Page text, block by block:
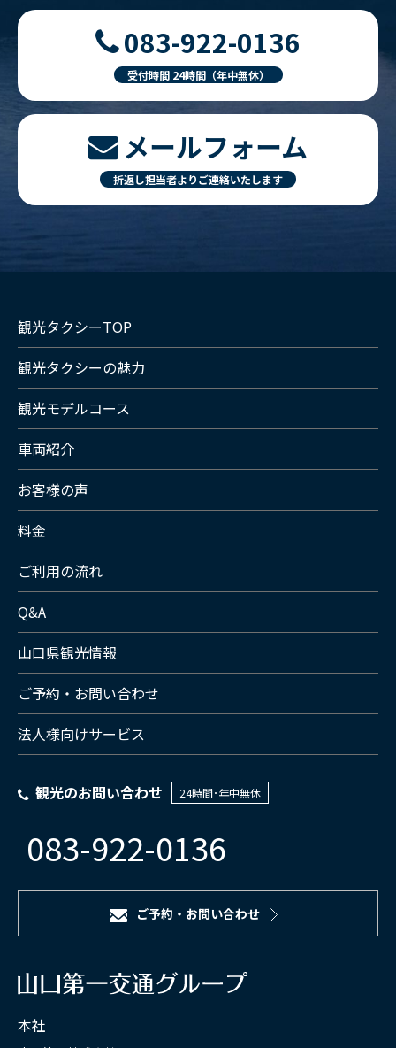
083-922-0136
受付時間 24時間（年中無休）
メールフォーム
折返し担当者よりご連絡いたします
観光タクシーTOP
観光タクシーの魅力
観光モデルコース
車両紹介
お客様の声
料金
ご利用の流れ
Q&A
山口県観光情報
ご予約・お問い合わせ
法人様向けサービス
観光のお問い合わせ 24時間･年中無休
083-922-0136
ご予約・お問い合わせ
本社